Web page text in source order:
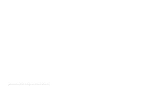
—-------------